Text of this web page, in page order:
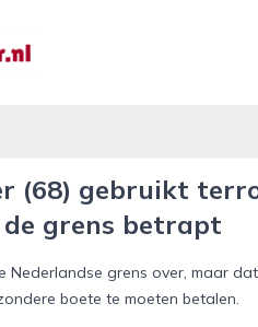
(68) gebruikt
grens betrapt
Nederlandse grens over, maar
boete te moeten betalen.